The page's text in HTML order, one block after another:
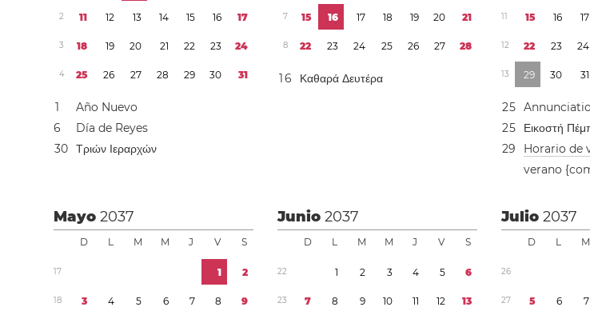
2 11 12 13 14 15 16 17
3 18 19 20 21 22 23 24
4 25 26 27 28 29 30 31
1
Año Nuevo
6
Día de Reyes
30 Τριών Ιεραρχών
7 15 16 17 18 19 20 21
8 22 23 24 25 26 27 28
16 Καθαρά Δευτέρα
11 15 16 17
12 22 23 24
13 29 30 31
25
25
Εικοστή
29 Horario de
verano
Mayo2037
D L M M J V S
17 1 2
18 3 4 5 6 7 8 9
Junio2037
D L M M J V S
22 1 2 3 4 5 6
23 7 8 9 10 11 12 13
Julio2037
D L M
26
27 5 6 7